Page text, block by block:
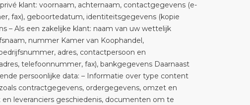
klant: voornaam, achternaam, contactgegevens (e-
fax), geboortedatum, identiteitsgegevens (kopie
– Als een zakelijke klant: naam van uw wettelijk
nummer Kamer van Koophandel,
adres, contactpersoon en
telefoonnummer, fax), bankgegevens Daarnaast
persoonlijke data: – Informatie over type content
contractgegevens, ordergegevens, omzet en
leveranciers geschiedenis, documenten om te